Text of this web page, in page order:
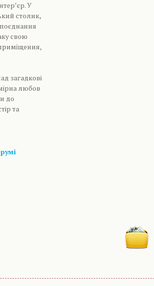
У
столик,
поєднання
свою
загадкові
любов
до
та